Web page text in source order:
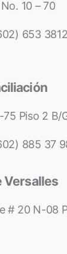
10 – 70
653
Piso 2 B/
885 37
Versalles
# 20 N-08